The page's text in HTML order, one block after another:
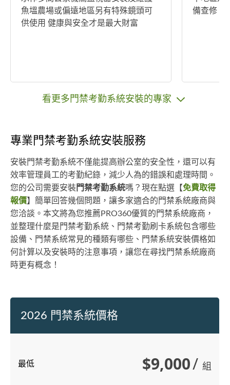
魚塭農場或偏遠地區另有特殊鏡頭可
供使用 健康與安全才是最大財富
備查修、
看更多門禁考勤系統安裝的專家
專業門禁考勤系統安裝服務
安裝門禁考勤系統不僅能提高辦公室的安全性，還可以有
效率管理員工的考勤紀錄，減少人為的錯誤和處理時間。
您的公司需要安裝門禁考勤系統嗎？現在點選【免費取得
報價】簡單回答幾個問題，讓多家適合的門禁系統廠商與
您洽談。本文將為您推薦PRO360優質的門禁系統廠商，
並整理什麼是門禁考勤系統、門禁考勤刷卡系統包含哪些
設備、門禁系統常見的種類有哪些、門禁系統安裝價格如
何計算以及安裝時的注意事項，讓您在尋找門禁系統廠商
時更有概念！
2026 門禁系統價格
最低 $9,000/ 組